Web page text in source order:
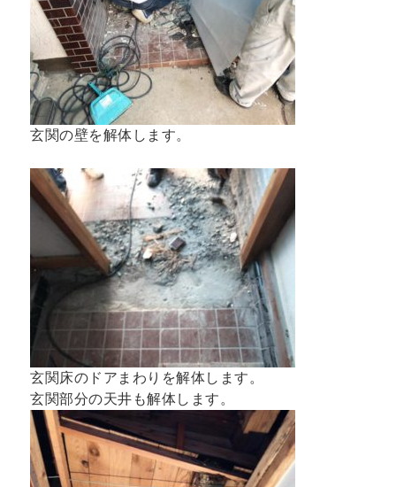
玄関の壁を解体します。
玄関床のドアまわりを解体します。
玄関部分の天井も解体します。